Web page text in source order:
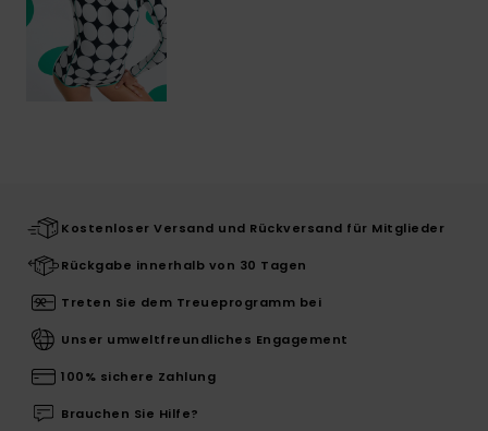
Kostenloser Versand und Rückversand für Mitglieder
Rückgabe innerhalb von 30 Tagen
Treten Sie dem Treueprogramm bei
Unser umweltfreundliches Engagement
100% sichere Zahlung
Brauchen Sie Hilfe?